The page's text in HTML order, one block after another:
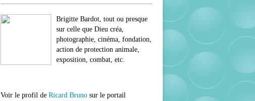
Brigitte Bardot, tout ou presque
sur celle que Dieu créa,
photographie, cinéma, fondation,
action de protection animale,
exposition, combat, etc.
Voir le profil de Ricard Bruno sur le portail